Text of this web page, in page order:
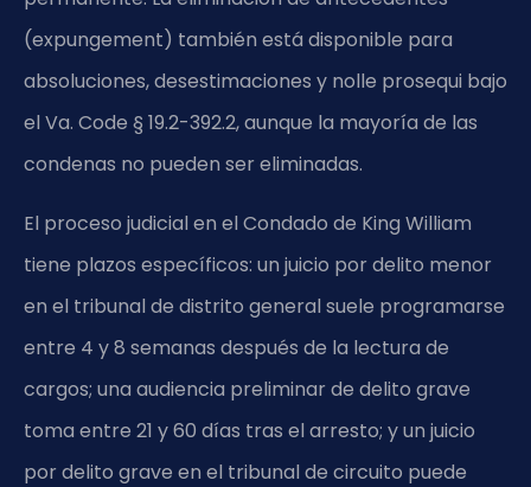
(expungement) también está disponible para
absoluciones, desestimaciones y nolle prosequi bajo
el Va. Code § 19.2-392.2, aunque la mayoría de las
condenas no pueden ser eliminadas.
El proceso judicial en el Condado de King William
tiene plazos específicos: un juicio por delito menor
en el tribunal de distrito general suele programarse
entre 4 y 8 semanas después de la lectura de
cargos; una audiencia preliminar de delito grave
toma entre 21 y 60 días tras el arresto; y un juicio
por delito grave en el tribunal de circuito puede